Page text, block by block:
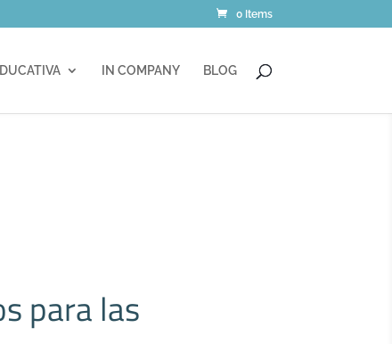
0 Items
IN COMPANY BLOG
para las